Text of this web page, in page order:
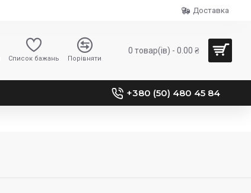
Доставка
Список бажань Порівняти
0 товар(ів) - 0.00 ₴
+380 (50) 480 45 84